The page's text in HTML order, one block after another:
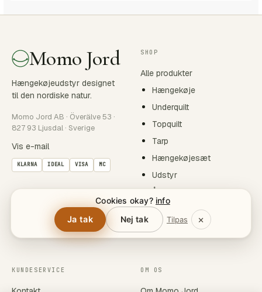
Momo Jord
Hængekøjeudstyr designet
til den nordiske natur.
Momo Jord AB · Överälve 53 ·
827 93 Ljusdal · Sverige
Vis e-mail
KLARNA IDEAL VISA MC
SHOP
Alle produkter
Hængekøje
Underquilt
Topquilt
Tarp
Hængekøjesæt
Udstyr
Åndedrætskæde
Om os
Kontakt
KUNDESERVICE OM OS
Cookies okay? info
Ja tak Nej tak Tilpas ×